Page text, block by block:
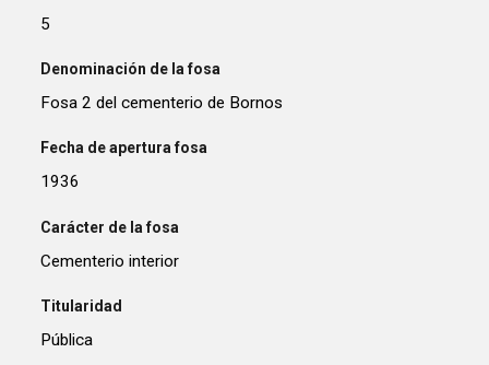
5
Denominación de la fosa
Fosa 2 del cementerio de Bornos
Fecha de apertura fosa
1936
Carácter de la fosa
Cementerio interior
Titularidad
Pública